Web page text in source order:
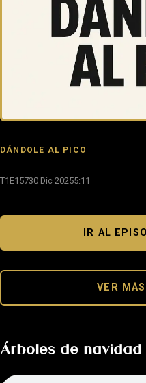
DÁNDOLE AL PICO
T1E15730 Dic 20255:11
IR AL
VER
Árboles de navidad